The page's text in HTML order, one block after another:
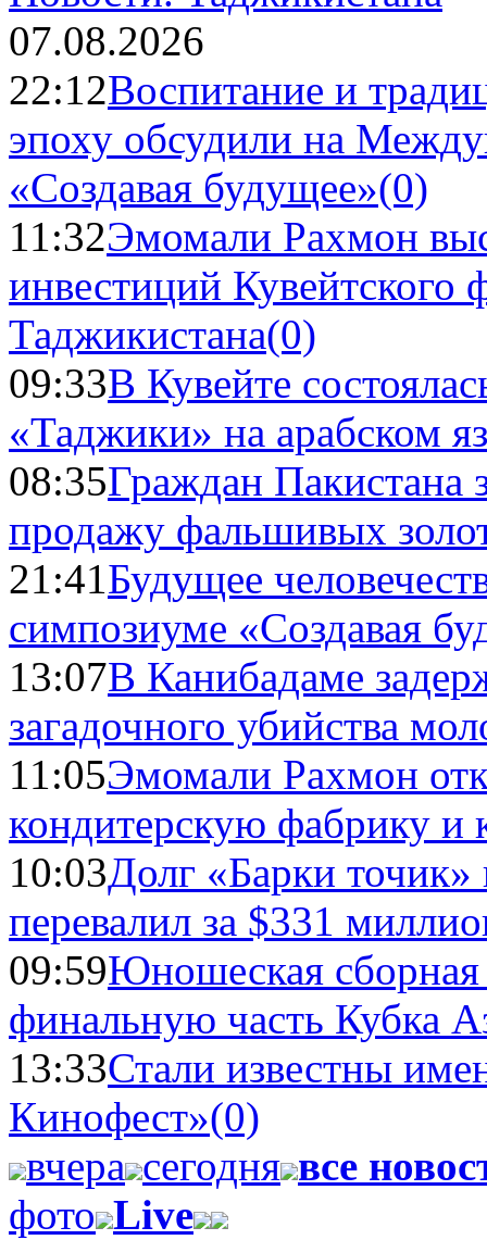
07.08.2026
22:12Воспитание и
эпоху обсудили на
«Создавая будущее»(0)
11:32Эмомали Рахмон
инвестиций Кувейтского
Таджикистана(0)
09:33В Кувейте
«Таджики» на арабском
08:35Граждан Пакистана
продажу фальшивых
21:41Будущее
симпозиуме «Создавая
13:07В Канибадаме
загадочного убийства
11:05Эмомали Рахмон
кондитерскую фабрику и
10:03Долг «Барки
перевалил за $331
09:59Юношеская
финальную часть Кубка
13:33Стали известны
Кинофест»(0)
вчера сегодня все
фото Live